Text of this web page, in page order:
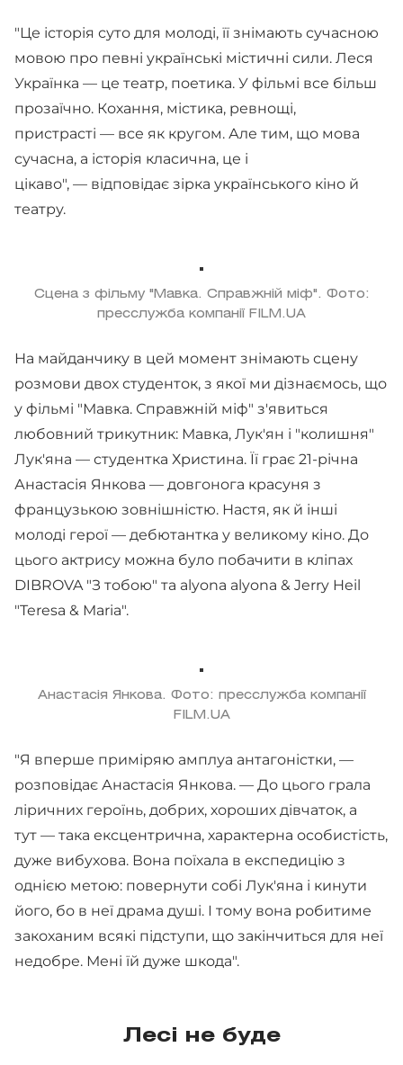
"Це історія суто для молоді, її знімають сучасною
мовою про певні українські містичні сили. Леся
Українка — це театр, поетика. У фільмі все більш
прозаїчно. Кохання, містика, ревнощі,
пристрасті — все як кругом. Але тим, що мова
сучасна, а історія класична, це і
цікаво", — відповідає зірка українського кіно й
театру.
Сцена з фільму "Мавка. Справжній міф". Фото:
пресслужба компанії FILM.UA
На майданчику в цей момент знімають сцену
розмови двох студенток, з якої ми дізнаємось, що
у фільмі "Мавка. Справжній міф" з'явиться
любовний трикутник: Мавка, Лук'ян і "колишня"
Лук'яна — студентка Христина. Її грає 21-річна
Анастасія Янкова — довгонога красуня з
французькою зовнішністю. Настя, як й інші
молоді герої — дебютантка у великому кіно. До
цього актрису можна було побачити в кліпах
DIBROVA "З тобою" та alyona alyona & Jerry Heil
"Teresa & Maria".
Анастасія Янкова. Фото: пресслужба компанії
FILM.UA
"Я вперше приміряю амплуа антагоністки, —
розповідає Анастасія Янкова. — До цього грала
ліричних героїнь, добрих, хороших дівчаток, а
тут — така ексцентрична, характерна особистість,
дуже вибухова. Вона поїхала в експедицію з
однією метою: повернути собі Лук'яна і кинути
його, бо в неї драма душі. І тому вона робитиме
закоханим всякі підступи, що закінчиться для неї
недобре. Мені їй дуже шкода".
Лесі не буде